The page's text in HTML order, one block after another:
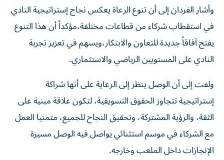
وأشار الفردان إلى أن تنوع الرعاة يعكس نجاح إستراتيجية النادي
في استقطاب شركاء من قطاعات مختلفة،مؤكداً أن هذا التنوع
يفتح آفاقاً جديدة للتعاون والابتكار،ويسهم في تعزيز تجربة
النادي على المستويين الرياضي والاستثماري.
ولفت إلى أن الوصل ينظر إلى الرعاية على أنها شراكة
إستراتيجية تتجاوز الحقوق التسويقية، لتكون علاقة مبنية على
الثقة، والرؤية المشتركة، وتحقيق النجاح للجميع، متمنيا العمل
مع الشركاء في موسم استثنائي يواصل فيه الوصل مسيرة
الإنجازات داخل الملعب وخارجه.